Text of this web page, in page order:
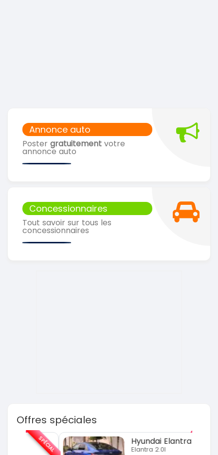
Annonce auto
Poster gratuitement votre
annonce auto
Concessionnaires
Tout savoir sur tous les
concessionnaires
Offres spéciales
Hyundai Elantra
Elantra 2.0l SPÉCIAL